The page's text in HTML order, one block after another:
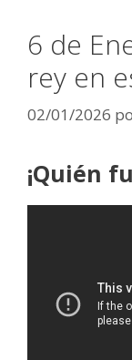
6 de
rey en
02/01/2026
¡Quién